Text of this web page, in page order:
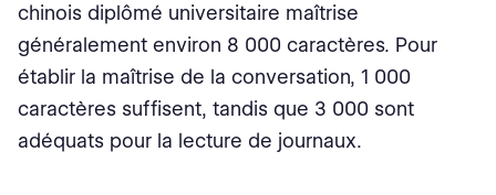
chinois diplômé universitaire maîtrise
généralement environ 8 000 caractères. Pour
établir la maîtrise de la conversation, 1 000
caractères suffisent, tandis que 3 000 sont
adéquats pour la lecture de journaux.